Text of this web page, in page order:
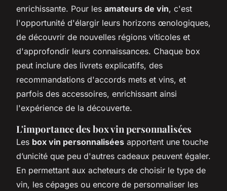
enrichissante. Pour les amateurs de vin, c'est
l'opportunité d'élargir leurs horizons œnologiques,
de découvrir de nouvelles régions viticoles et
d'approfondir leurs connaissances. Chaque box
peut inclure des livrets explicatifs, des
recommandations d'accords mets et vins, et
parfois des accessoires, enrichissant ainsi
l'expérience de la découverte.
L'importance des box vin personnalisées
Les box vin personnalisées apportent une touche
d’unicité que peu d'autres cadeaux peuvent égaler.
En permettant aux acheteurs de choisir le type de
vin, les cépages ou encore de personnaliser les